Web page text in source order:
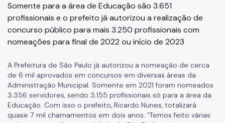
Somente para a área de Educação são 3.651
profissionais e o prefeito já autorizou a realização de
concurso público para mais 3.250 profissionais com
nomeações para final de 2022 ou início de 2023
A Prefeitura de São Paulo já autorizou a nomeação de cerca
de 6 mil aprovados em concursos em diversas áreas da
Administração Municipal. Somente em 2021 foram nomeados
3.356 servidores, sendo 3.155 profissionais só para a área da
Educação. Com isso o prefeito, Ricardo Nunes, totalizará
quase 7 mil chamamentos em dois anos. “Temos feito várias